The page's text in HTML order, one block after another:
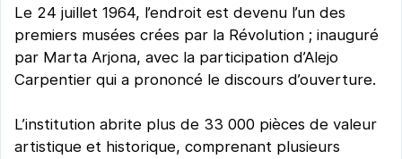
Le 24 juillet 1964, l’endroit est devenu l’un des
premiers musées crées par la Révolution ; inauguré
par Marta Arjona, avec la participation d’Alejo
Carpentier qui a prononcé le discours d’ouverture.
L’institution abrite plus de 33 000 pièces de valeur
artistique et historique, comprenant plusieurs